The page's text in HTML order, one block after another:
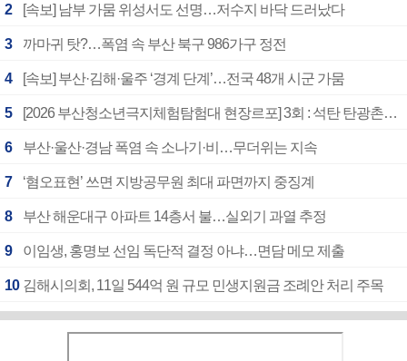
2 [속보] 남부 가뭄 위성서도 선명…저수지 바닥 드러났다
3 까마귀 탓?…폭염 속 부산 북구 986가구 정전
4 [속보] 부산·김해·울주 ‘경계 단계’…전국 48개 시군 가뭄
5 [2026 부산청소년극지체험탐험대 현장르포] 3회 : 석탄 탄광촌에서 북극 연구의 중심지로
6 부산·울산·경남 폭염 속 소나기·비…무더위는 지속
7 ‘혐오표현’ 쓰면 지방공무원 최대 파면까지 중징계
8 부산 해운대구 아파트 14층서 불…실외기 과열 추정
9 이임생, 홍명보 선임 독단적 결정 아냐…면담 메모 제출
10 김해시의회, 11일 544억 원 규모 민생지원금 조례안 처리 주목